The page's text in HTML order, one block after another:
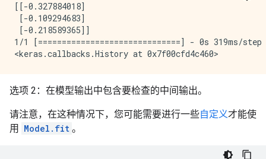
[[-0.327884018]
[-0.109294683]
[-0.218589365]]
1/1 [==============================] - 0s 319ms/
选项 2：在模型输出中包含要检查的中间输出。
请注意，在这种情况下，您可能需要进行一些自定义才能使
用
Model.fit 。